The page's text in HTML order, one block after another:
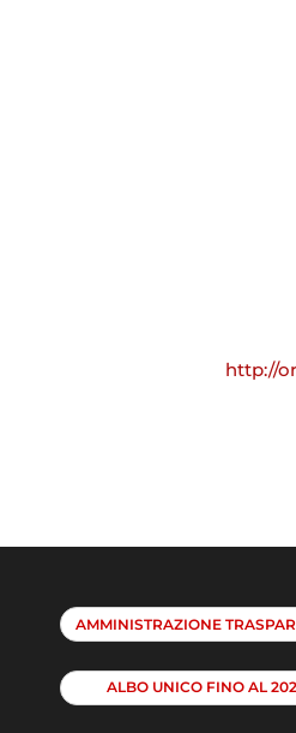
http://
AMMINISTRAZIONE
ALBO UNICO FINO AL